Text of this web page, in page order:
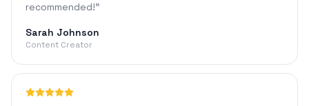
recommended!"
Sarah Johnson
Content Creator